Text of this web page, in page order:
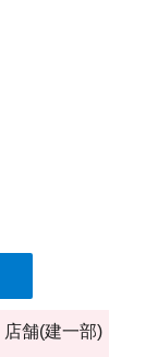
店舗(建一部)